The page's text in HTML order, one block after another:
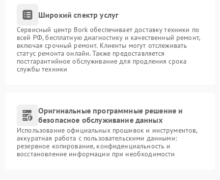
Широкий спектр услуг
Сервисный центр Bork обеспечивает доставку техники по
всей РФ, бесплатную диагностику и качественный ремонт,
включая срочный ремонт. Клиенты могут отслеживать
статус ремонта онлайн. Также предоставляется
постгарантийное обслуживание для продления срока
службы техники
Оригинальные программные решение и
безопасное обслуживание данных
Использование официальных прошивок и инструментов,
аккуратная работа с пользовательскими данными:
резервное копирование, конфиденциальность и
восстановление информации при необходимости